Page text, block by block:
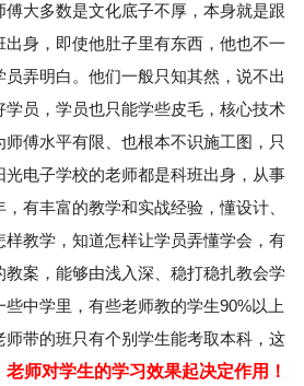
大多数是文化底子不厚，本身就是跟
身，即使他肚子里有东西，他也不一
弄明白。他们一般只知其然，说不出
员，学员也只能学些皮毛，核心技术
傅水平有限、也根本不识施工图，只
电子学校的老师都是科班出身，从事
有丰富的教学和实战经验，懂设计、
教学，知道怎样让学员弄懂学会，有
教案，能够由浅入深、稳打稳扎教会学
些中学里，有些老师教的学生90%以上
带的班只有个别学生能考取本科，这
老师对学生的学习效果起决定作用！